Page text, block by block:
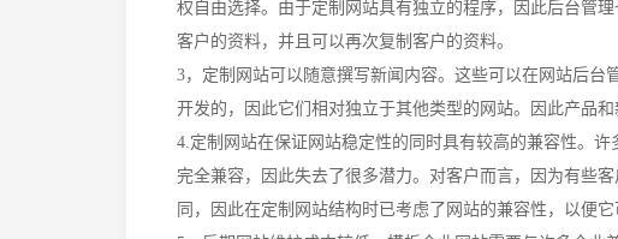
权自由选择。由于定制网站具有独立的程序，因此后台管
客户的资料，并且可以再次复制客户的资料。
3，定制网站可以随意撰写新闻内容。这些可以在网站后台
开发的，因此它们相对独立于其他类型的网站。因此产品
4.定制网站在保证网站稳定性的同时具有较高的兼容性。
完全兼容，因此失去了很多潜力。对客户而言，因为有些
同，因此在定制网站结构时已考虑了网站的兼容性，以便它